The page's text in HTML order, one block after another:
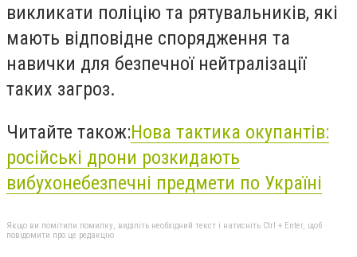
викликати поліцію та рятувальників, які
мають відповідне спорядження та
навички для безпечної нейтралізації
таких загроз.
Читайте також:Нова тактика окупантів:
російські дрони розкидають
вибухонебезпечні предмети по Україні
Якщо ви помітили помилку, виділіть необхідний текст і натисніть Ctrl + Enter, щоб
повідомити про це редакцію